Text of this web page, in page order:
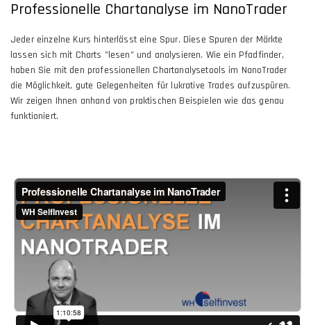
Professionelle Chartanalyse im NanoTrader
Jeder einzelne Kurs hinterlässt eine Spur. Diese Spuren der Märkte
lassen sich mit Charts "lesen" und analysieren. Wie ein Pfadfinder,
haben Sie mit den professionellen Chartanalysetools im NanoTrader
die Möglichkeit, gute Gelegenheiten für lukrative Trades aufzuspüren.
Wir zeigen Ihnen anhand von praktischen Beispielen wie das genau
funktioniert.